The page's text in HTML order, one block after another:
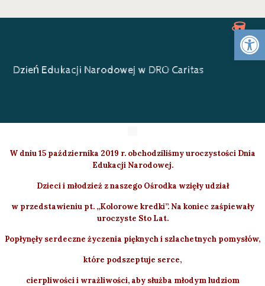
Dzień Edukacji Narodowej w DRO Caritas
W dniu 15 października 2019 r. obchodziliśmy uroczystości Dnia
Edukacji Narodowej.
Dzieci i młodzież z naszego Ośrodka wzięły udział
w przedstawieniu pt. „Kolorowe kredki”. Na koniec zaśpiewały
uroczyste Sto Lat.
Popłynęły serdeczne życzenia pięknych i szlachetnych pomysłów,
które podszeptuje serce,
cierpliwości i wrażliwości, aby służba młodym ludziom